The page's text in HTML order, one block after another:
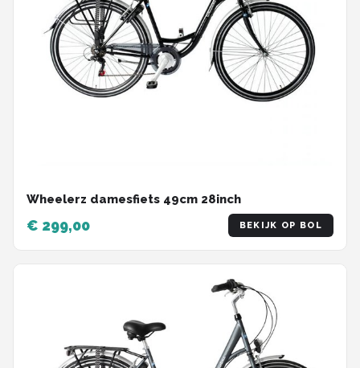
Wheelerz damesfiets 49cm 28inch
€ 299,00 BEKIJK OP BOL